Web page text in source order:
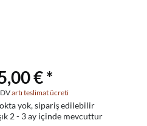
€ *
artı teslimat ücreti
yok, sipariş edilebilir
2 - 3 ay içinde mevcuttur